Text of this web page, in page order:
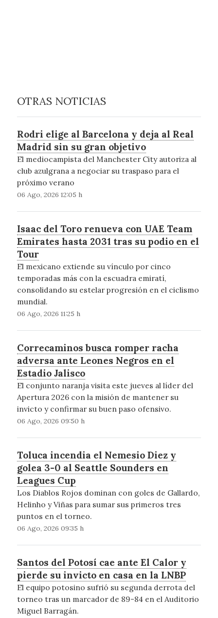
OTRAS NOTICIAS
Rodri elige al Barcelona y deja al Real
Madrid sin su gran objetivo
El mediocampista del Manchester City autoriza al
club azulgrana a negociar su traspaso para el
próximo verano
06 Ago, 2026 12:05 h
Isaac del Toro renueva con UAE Team
Emirates hasta 2031 tras su podio en el
Tour
El mexicano extiende su vínculo por cinco
temporadas más con la escuadra emiratí,
consolidando su estelar progresión en el ciclismo
mundial.
06 Ago, 2026 11:25 h
Correcaminos busca romper racha
adversa ante Leones Negros en el
Estadio Jalisco
El conjunto naranja visita este jueves al líder del
Apertura 2026 con la misión de mantener su
invicto y confirmar su buen paso ofensivo.
06 Ago, 2026 09:50 h
Toluca incendia el Nemesio Diez y
golea 3-0 al Seattle Sounders en
Leagues Cup
Los Diablos Rojos dominan con goles de Gallardo,
Helinho y Viñas para sumar sus primeros tres
puntos en el torneo.
06 Ago, 2026 09:35 h
Santos del Potosí cae ante El Calor y
pierde su invicto en casa en la LNBP
El equipo potosino sufrió su segunda derrota del
torneo tras un marcador de 89-84 en el Auditorio
Miguel Barragán.